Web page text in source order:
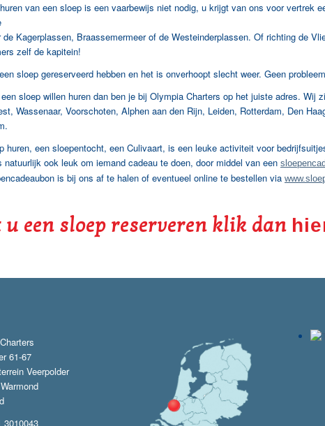
van een sloep is een vaarbewijs niet nodig, u krijgt van ons voor vertrek
de Kagerplassen, Braassemermeer of de Westeinderplassen. Of richting de
zelf de kapitein!
sloep gereserveerd hebben en het is onverhoopt slecht weer. Geen
sloep willen huren dan ben je bij Olympia Charters op het juiste adres. Wij
Wassenaar, Voorschoten, Alphen aan den Rijn, Leiden, Rotterdam, Den
huren, een sloepentocht, een Culivaart, is een leuke activiteit voor
natuurlijk ook leuk om iemand cadeau te doen, door middel van een
is bij ons af te halen of eventueel online te bestellen via
een sloep reserveren klik dan
61-67
Veerpolder
3010043